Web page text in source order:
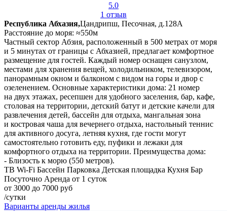
5.0
1 отзыв
Республика Абхазия,Цандрипш, Песочная, д.128А
Расстояние до моря: ≈550м
Частный сектор Абзия, расположенный в 500 метрах от моря
и 5 минутах от границы с Абхазией, предлагает комфортное
размещение для гостей. Каждый номер оснащен санузлом,
местами для хранения вещей, холодильником, телевизором,
панорамным окном и балконом с видом на горы и двор с
озеленением. Основные характеристики дома: 21 номер
на двух этажах, ресепшен для удобного заселения, бар, кафе,
столовая на территории, детский батут и детские качели для
развлечения детей, бассейн для отдыха, мангальная зона
и костровая чаша для вечернего отдыха, настольный теннис
для активного досуга, летняя кухня, где гости могут
самостоятельно готовить еду, пуфики и лежаки для
комфортного отдыха на территории. Преимущества дома:
- Близость к морю (550 метров).
ТВ Wi-Fi Бассейн Парковка Детская площадка Кухня Бар
Посуточно Аренда от 1 суток
от 3000 до 7000 руб
/сутки
Варианты аренды жилья